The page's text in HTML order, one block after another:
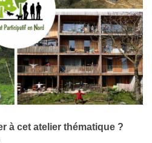
à cet atelier thématique ?